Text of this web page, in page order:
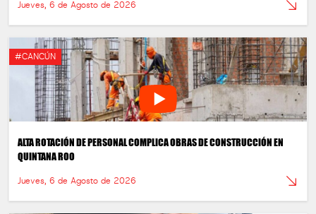
Jueves, 6 de Agosto de 2026
#CANCÚN
ALTA ROTACIÓN DE PERSONAL COMPLICA OBRAS DE CONSTRUCCIÓN EN
QUINTANA ROO
Jueves, 6 de Agosto de 2026